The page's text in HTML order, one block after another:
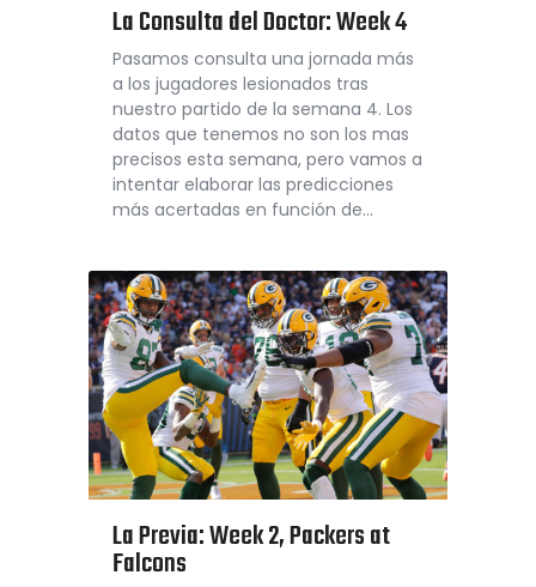
La Consulta del Doctor: Week 4
Pasamos consulta una jornada más
a los jugadores lesionados tras
nuestro partido de la semana 4. Los
datos que tenemos no son los mas
precisos esta semana, pero vamos a
intentar elaborar las predicciones
más acertadas en función de…
La Previa: Week 2, Packers at
Falcons